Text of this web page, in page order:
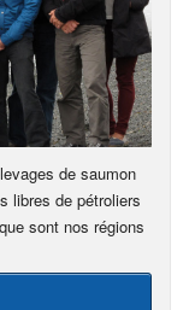
de saumon
libres de pétroliers
sont nos régions